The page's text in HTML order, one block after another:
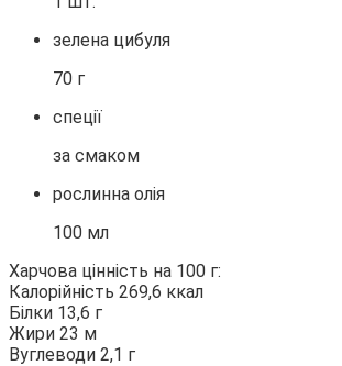
зелена цибуля
70 г
спеції
за смаком
рослинна олія
100 мл
Харчова цінність на 100 г:
Калорійність 269,6 ккал
Білки 13,6 г
Жири 23 м
Вуглеводи 2,1 г